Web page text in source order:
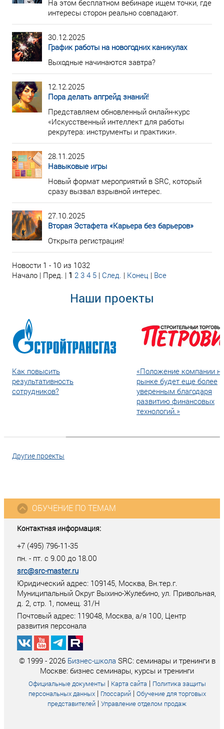
На этом бесплатном вебинаре ищем точки, где
интересы сторон реально совпадают.
30.12.2025
График работы на новогодних каникулах
Выходные начинаются завтра?
12.12.2025
Пора делать апгрейд знаний!
Представляем обновленный онлайн-курс
«Искусственный интеллект для работы
рекрутера: инструменты и практики».
28.11.2025
Навыковые игры
Новый формат мероприятий в SRC, который
сразу вызвал взрывной интерес.
27.10.2025
Вторая Эстафета «Карьера без барьеров»
Открыта регистрация!
Новости 1 - 10 из 1032
Начало | Пред. | 1 2 3 4 5 | След. | Конец | Все
Наши проекты
Как повысить
результативность
сотрудников?
«Положение компании
рынке будет еще более
уверенным благодаря
развитию финансовых
технологий.»
Другие проекты
Контактная информация:
+7 (495) 796-11-35
пн. - пт. с 9.00 до 18.00
src@src-master.ru
Юридический адрес: 109145, Москва, Вн.тер.г.
Муниципальный Округ Выхино-Жулебино, ул. Привольная,
д. 2, стр. 1, помещ. 31/Н
Почтовый адрес: 119048, Москва, а/я 100, Центр
развития персонала
ОБУЧЕНИЕ ПО ТЕМАМ
© 1999 - 2026 Бизнес-школа SRC: семинары и тренинги в
Москве: бизнес семинары, курсы и тренинги
Официальные документы | Карта сайта | Политика защиты
персональных данных| Глоссарий| Обучение для торговых
представителей | Управление отделом продаж